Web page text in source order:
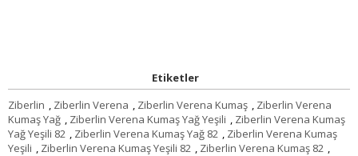
Etiketler
Ziberlin , Ziberlin Verena , Ziberlin Verena Kumaş , Ziberlin Verena
Kumaş Yağ , Ziberlin Verena Kumaş Yağ Yeşili , Ziberlin Verena Kumaş
Yağ Yeşili 82 , Ziberlin Verena Kumaş Yağ 82 , Ziberlin Verena Kumaş
Yeşili , Ziberlin Verena Kumaş Yeşili 82 , Ziberlin Verena Kumaş 82 ,